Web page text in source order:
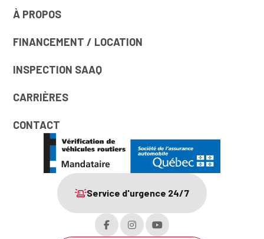
À PROPOS
FINANCEMENT / LOCATION
INSPECTION SAAQ
CARRIÈRES
CONTACT
Service d'urgence 24/7